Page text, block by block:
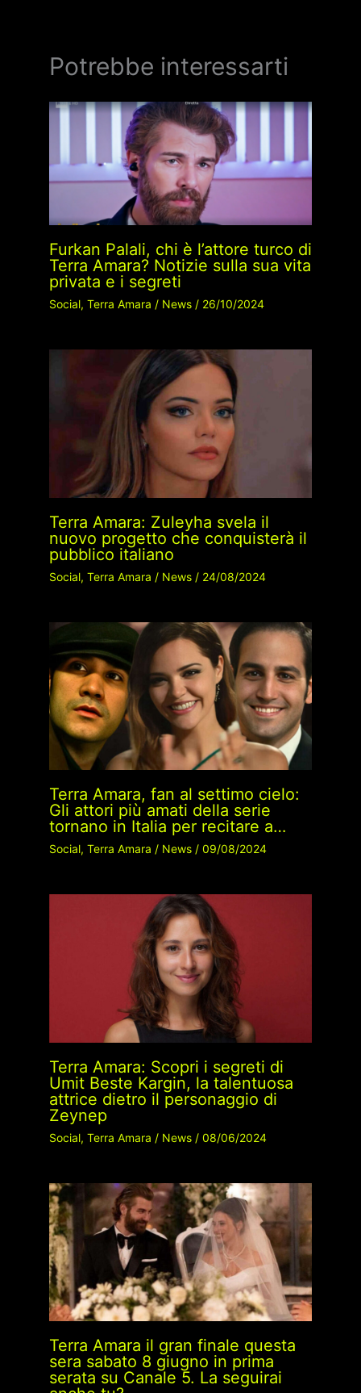
Potrebbe interessarti
Furkan Palali, chi è l’attore turco di
Terra Amara? Notizie sulla sua vita
privata e i segreti
Social, Terra Amara / News/ 26/10/2024
Terra Amara: Zuleyha svela il
nuovo progetto che conquisterà il
pubblico italiano
Social, Terra Amara / News/ 24/08/2024
Terra Amara, fan al settimo cielo:
Gli attori più amati della serie
tornano in Italia per recitare a…
Social, Terra Amara / News/ 09/08/2024
Terra Amara: Scopri i segreti di
Umit Beste Kargin, la talentuosa
attrice dietro il personaggio di
Zeynep
Social, Terra Amara / News/ 08/06/2024
Terra Amara il gran finale questa
sera sabato 8 giugno in prima
serata su Canale 5. La seguirai